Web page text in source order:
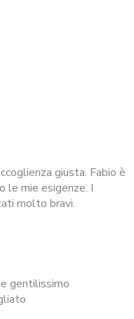
giusta. Fabio è
le mie esigenze. I
molto bravi.
gentilissimo